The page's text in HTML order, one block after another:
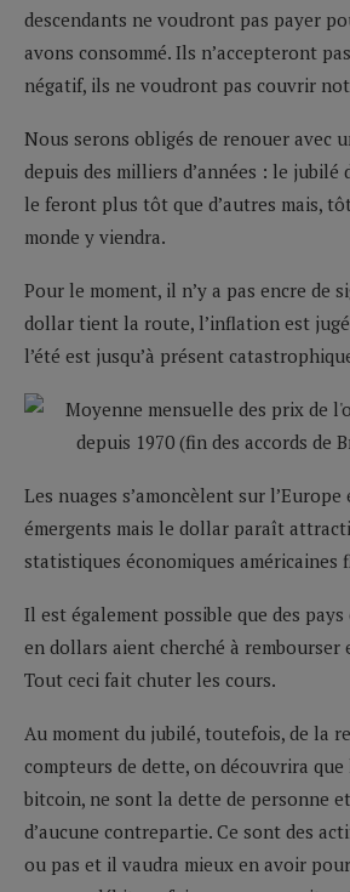
descendants ne voudront pas payer
avons consommé. Ils n’accepteront
négatif, ils ne voudront pas couvrir
Nous serons obligés de renouer avec
depuis des milliers d’années : le jubilé
le feront plus tôt que d’autres mais,
monde y viendra.
Pour le moment, il n’y a pas encre de
dollar tient la route, l’inflation est
l’été est jusqu’à présent
Les nuages s’amoncèlent sur l’Europe
émergents mais le dollar paraît
statistiques économiques américaines
Il est également possible que des
en dollars aient cherché à rembourser
Tout ceci fait chuter les cours.
Au moment du jubilé, toutefois, de la
compteurs de dette, on découvrira que
bitcoin, ne sont la dette de personne
d’aucune contrepartie. Ce sont des
ou pas et il vaudra mieux en avoir